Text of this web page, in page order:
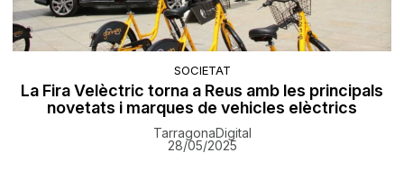
SOCIETAT
La Fira Velèctric torna a Reus amb les principals
novetats i marques de vehicles elèctrics
TarragonaDigital
28/05/2025